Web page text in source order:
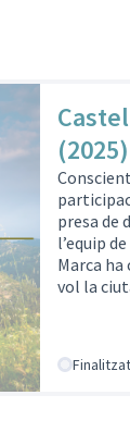
(2025)
presa de
l’equip
Marca
vol la